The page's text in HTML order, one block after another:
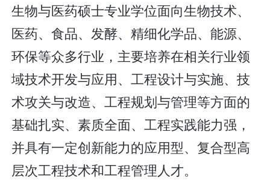
生物与医药硕士专业学位面向生物技术、
医药、食品、发酵、精细化学品、能源、
环保等众多行业，主要培养在相关行业领
域技术开发与应用、工程设计与实施、技
术攻关与改造、工程规划与管理等方面的
基础扎实、素质全面、工程实践能力强，
并具有一定创新能力的应用型、复合型高
层次工程技术和工程管理人才。